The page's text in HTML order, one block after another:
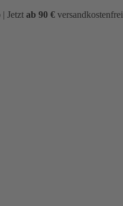
Jetzt ab 90 € versandkostenfrei